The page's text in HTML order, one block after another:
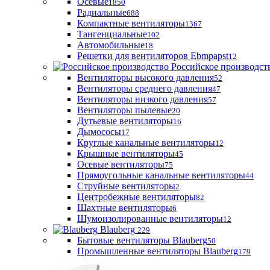
1850
Радиальные688
Компактные вентиляторы1367
Тангенциальные102
Автомобильные18
Решетки для вентиляторов Ebmpapst12
Российское
Вентиляторы высокого давления52
Вентиляторы среднего давления47
Вентиляторы низкого давления57
Вентиляторы пылевые20
Дутьевые вентиляторы16
Дымососы17
Круглые канальные вентиляторы12
Крышные вентиляторы45
Осевые вентиляторы75
Прямоугольные канальные вентиляторы44
Струйные вентиляторы2
Центробежные вентиляторы82
Шахтные вентиляторы6
Шумоизолированные вентиляторы12
Blauberg 229
Бытовые вентиляторы Blauberg50
Промышленные вентиляторы Blauberg179